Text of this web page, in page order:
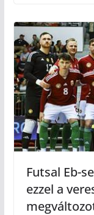
Futsal Eb-
ezzel a